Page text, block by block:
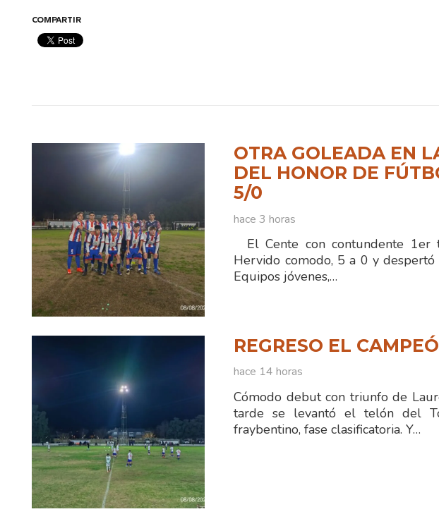
COMPARTIR
OTRA GOLEADA EN
DEL HONOR DE
5/0
hace 3 horas
El Cente con contundente
Hervido comodo, 5 a 0 y
Equipos jóvenes,…
REGRESO EL
hace 14 horas
Cómodo debut con triunfo de
tarde se levantó el telón del
fraybentino, fase clasificatoria. Y…